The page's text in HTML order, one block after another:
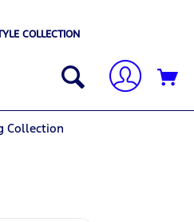
COLLECTION
Collection